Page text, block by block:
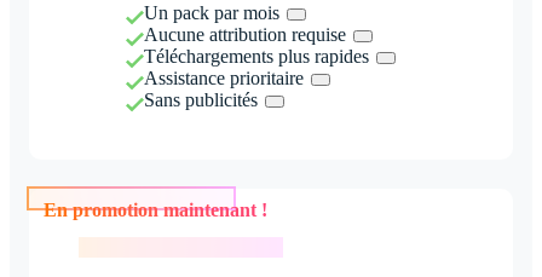
Un pack par mois
Aucune attribution requise
Téléchargements plus rapides
Assistance prioritaire
Sans publicités
En promotion maintenant !